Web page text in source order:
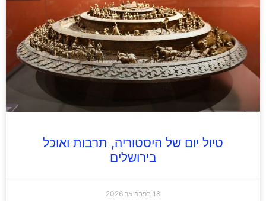
טיול יום של היסטוריה, תרבות ואוכל
בירושלים
18 בפברואר 2026